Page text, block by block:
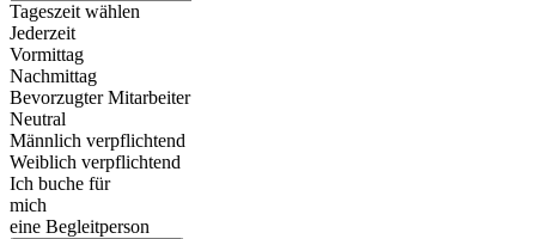
Tageszeit wählen
Jederzeit
Vormittag
Nachmittag
Bevorzugter Mitarbeiter
Neutral
Männlich verpflichtend
Weiblich verpflichtend
Ich buche für
mich
eine Begleitperson